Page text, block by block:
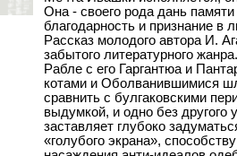
Она - своего рода дань
благодарность и признание в
Рассказ молодого автора И.
забытого литературного
Рабле с его Гаргантюа и
котами и Оболванившимися
сравнить с булгаковскими
выдумкой, и одно без
заставляет глубоко
«голубого экрана»,